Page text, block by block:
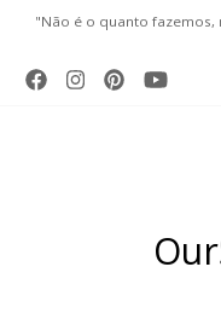
"Não é o quanto